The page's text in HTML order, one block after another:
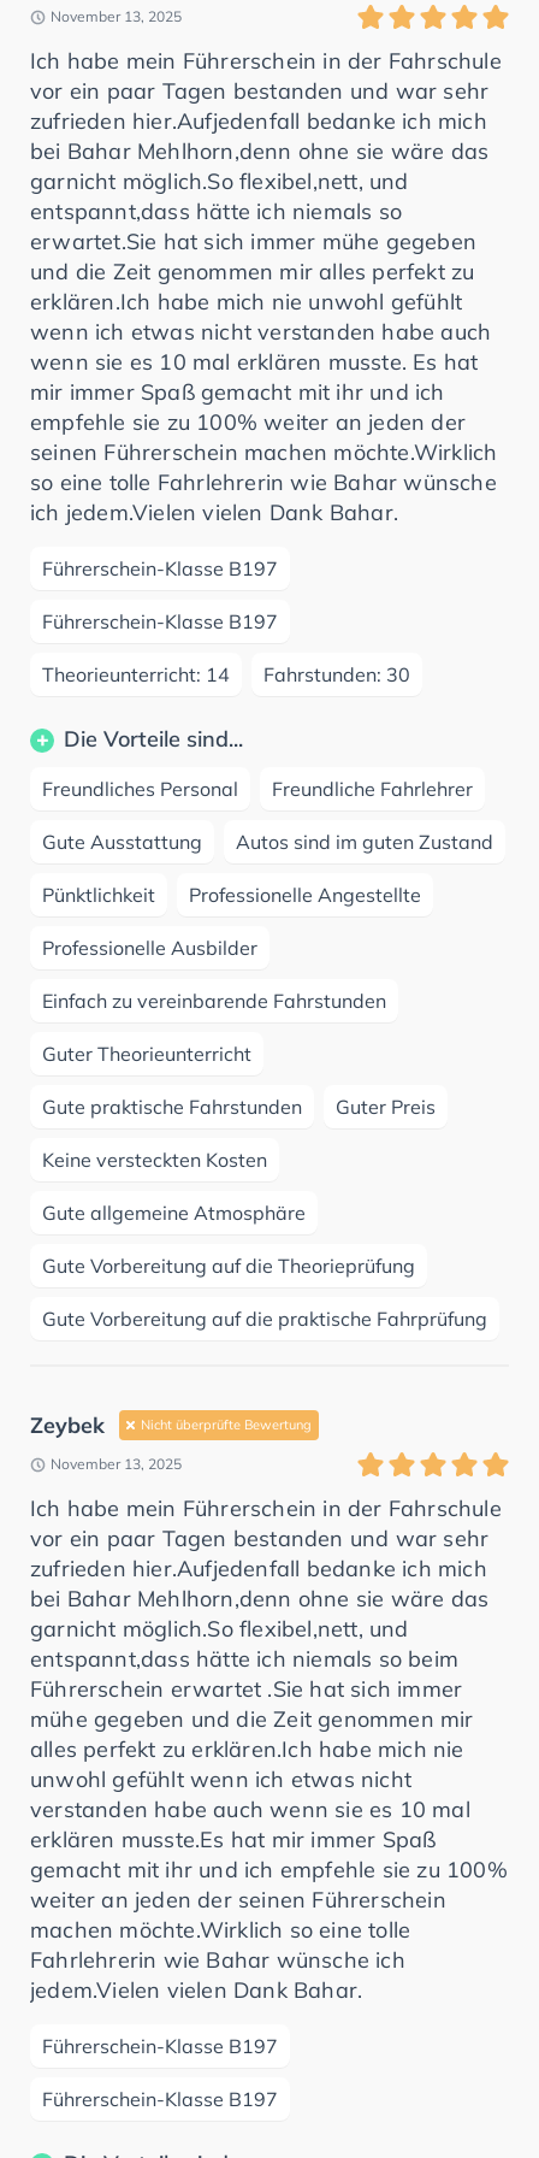
November 13, 2025
Ich habe mein Führerschein in der Fahrschule
vor ein paar Tagen bestanden und war sehr
zufrieden hier.Aufjedenfall bedanke ich mich
bei Bahar Mehlhorn,denn ohne sie wäre das
garnicht möglich.So flexibel,nett, und
entspannt,dass hätte ich niemals so
erwartet.Sie hat sich immer mühe gegeben
und die Zeit genommen mir alles perfekt zu
erklären.Ich habe mich nie unwohl gefühlt
wenn ich etwas nicht verstanden habe auch
wenn sie es 10 mal erklären musste. Es hat
mir immer Spaß gemacht mit ihr und ich
empfehle sie zu 100% weiter an jeden der
seinen Führerschein machen möchte.Wirklich
so eine tolle Fahrlehrerin wie Bahar wünsche
ich jedem.Vielen vielen Dank Bahar.
Führerschein-Klasse B197
Führerschein-Klasse B197
Theorieunterricht: 14 Fahrstunden: 30
Die Vorteile sind...
Freundliches Personal Freundliche Fahrlehrer
Gute Ausstattung Autos sind im guten Zustand
Pünktlichkeit Professionelle Angestellte
Professionelle Ausbilder
Einfach zu vereinbarende Fahrstunden
Guter Theorieunterricht
Gute praktische Fahrstunden Guter Preis
Keine versteckten Kosten
Gute allgemeine Atmosphäre
Gute Vorbereitung auf die Theorieprüfung
Gute Vorbereitung auf die praktische Fahrprüfung
Zeybek Nicht überprüfte Bewertung
November 13, 2025
Ich habe mein Führerschein in der Fahrschule
vor ein paar Tagen bestanden und war sehr
zufrieden hier.Aufjedenfall bedanke ich mich
bei Bahar Mehlhorn,denn ohne sie wäre das
garnicht möglich.So flexibel,nett, und
entspannt,dass hätte ich niemals so beim
Führerschein erwartet .Sie hat sich immer
mühe gegeben und die Zeit genommen mir
alles perfekt zu erklären.Ich habe mich nie
unwohl gefühlt wenn ich etwas nicht
verstanden habe auch wenn sie es 10 mal
erklären musste.Es hat mir immer Spaß
gemacht mit ihr und ich empfehle sie zu 100%
weiter an jeden der seinen Führerschein
machen möchte.Wirklich so eine tolle
Fahrlehrerin wie Bahar wünsche ich
jedem.Vielen vielen Dank Bahar.
Führerschein-Klasse B197
Führerschein-Klasse B197